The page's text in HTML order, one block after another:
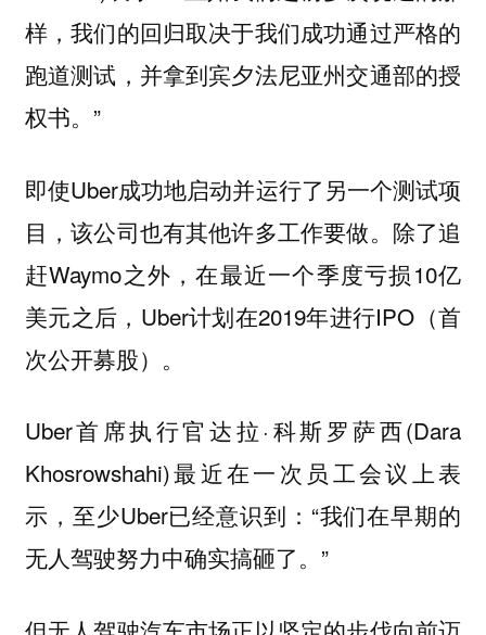
样，我们的回归取决于我们成功通过严格的
跑道测试，并拿到宾夕法尼亚州交通部的授
权书。”
即使Uber成功地启动并运行了另一个测试项
目，该公司也有其他许多工作要做。除了追
赶Waymo之外，在最近一个季度亏损10亿
美元之后，Uber计划在2019年进行IPO（首
次公开募股）。
Uber首席执行官达拉·科斯罗萨西(Dara
Khosrowshahi)最近在一次员工会议上表
示，至少Uber已经意识到：“我们在早期的
无人驾驶努力中确实搞砸了。”